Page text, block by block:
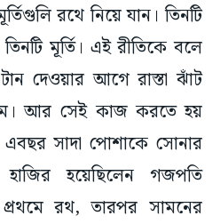
রথে নিয়ে যান। তিনটি
মূর্তি। এই রীতিকে বলে
দেওয়ার আগে রাস্তা ঝাঁট
আর সেই কাজ করতে হয়
এবছর সাদা পোশাকে সোনার
হাজির হয়েছিলেন গজপতি
রথ, তারপর সামনের